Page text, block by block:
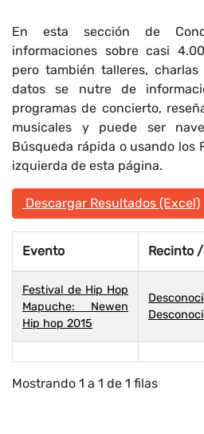
En esta sección de
informaciones sobre casi
pero también talleres,
datos se nutre de
programas de concierto,
musicales y puede ser
Búsqueda rápida o usando los
izquierda de esta página.
Descargar Resultados (Excel)
Evento Recinto
Festival de Hip Hop
Mapuche: Newen
Hip hop 2015
Mostrando 1 a 1 de 1 filas